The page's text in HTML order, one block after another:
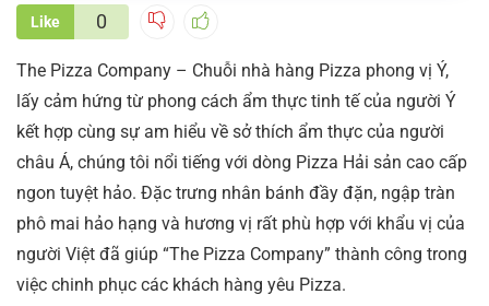
Like 0
The Pizza Company – Chuỗi nhà hàng Pizza phong vị Ý,
lấy cảm hứng từ phong cách ẩm thực tinh tế của người Ý
kết hợp cùng sự am hiểu về sở thích ẩm thực của người
châu Á, chúng tôi nổi tiếng với dòng Pizza Hải sản cao cấp
ngon tuyệt hảo. Đặc trưng nhân bánh đầy đặn, ngập tràn
phô mai hảo hạng và hương vị rất phù hợp với khẩu vị của
người Việt đã giúp “The Pizza Company” thành công trong
việc chinh phục các khách hàng yêu Pizza.